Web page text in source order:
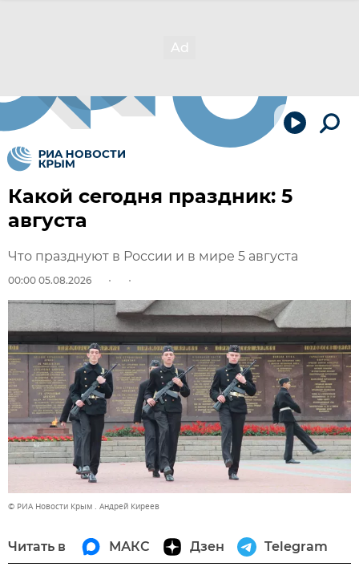
Какой сегодня праздник: 5
августа
Что празднуют в России и в мире 5 августа
00:00 05.08.2026
© РИА Новости Крым . Андрей Киреев
Читать в МАКС Дзен Telegram